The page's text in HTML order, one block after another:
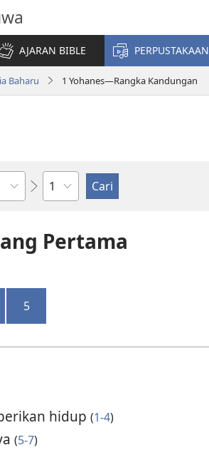
AJARAN BIBLE PERPUSTAKAAN
Baharu 1 Yohanes—Rangka Kandungan
Bab
Pertama
5
hidup (1-4)
(5-7)